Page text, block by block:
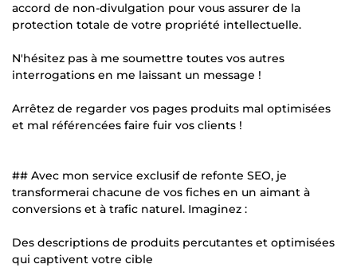
accord de non-divulgation pour vous assurer de la
protection totale de votre propriété intellectuelle.
N'hésitez pas à me soumettre toutes vos autres
interrogations en me laissant un message !
Arrêtez de regarder vos pages produits mal optimisées
et mal référencées faire fuir vos clients !
## Avec mon service exclusif de refonte SEO, je
transformerai chacune de vos fiches en un aimant à
conversions et à trafic naturel. Imaginez :
Des descriptions de produits percutantes et optimisées
qui captivent votre cible